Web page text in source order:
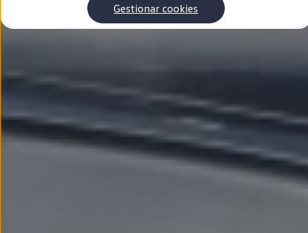
Aceite y líquidos del motor
Baterías
Faros y lunas
Llantas y neumáticos
Recambios Volkswagen
Accesorios y merchandising
Seguridad
Transporte
Entretenimiento
Gestionar cookies